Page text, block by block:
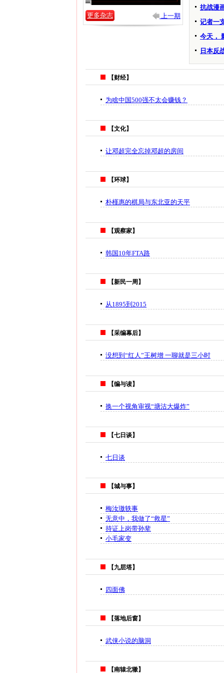
更多杂志 上一期
抗战漫
记者一
今天，
日本反
【财经】
为啥中国500强不太会赚钱？
【文化】
让邓超完全忘掉邓超的房间
【环球】
朴槿惠的棋局与东北亚的天平
【观察家】
韩国10年FTA路
【新民一周】
从1895到2015
【采编幕后】
没想到“红人”王树增 一聊就是三小时
【编与读】
换一个视角审视“塘沽大爆炸”
【七日谈】
七日谈
【城与事】
梅汝璈轶事
无意中，我做了“救星”
持证上岗带孙辈
小毛家变
【九层塔】
四面佛
【落地后窗】
武侠小说的脑洞
【南辕北辙】